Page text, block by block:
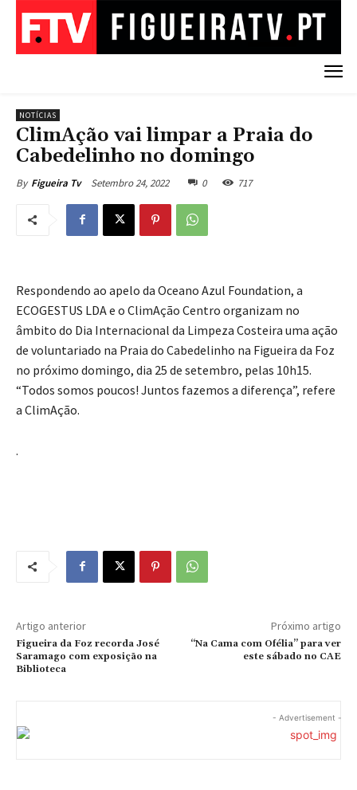
NOTÍCIAS
ClimAção vai limpar a Praia do
Cabedelinho no domingo
By Figueira Tv Setembro 24, 2022 0 717
Respondendo ao apelo da Oceano Azul Foundation, a
ECOGESTUS LDA e o ClimAção Centro organizam no
âmbito do Dia Internacional da Limpeza Costeira uma ação
de voluntariado na Praia do Cabedelinho na Figueira da Foz
no próximo domingo, dia 25 de setembro, pelas 10h15.
“Todos somos poucos! Juntos fazemos a diferença”, refere
a ClimAção.
.
Artigo anterior
Figueira da Foz recorda José
Saramago com exposição na
Biblioteca
Próximo artigo
“Na Cama com Ofélia” para ver
este sábado no CAE
- Advertisement -